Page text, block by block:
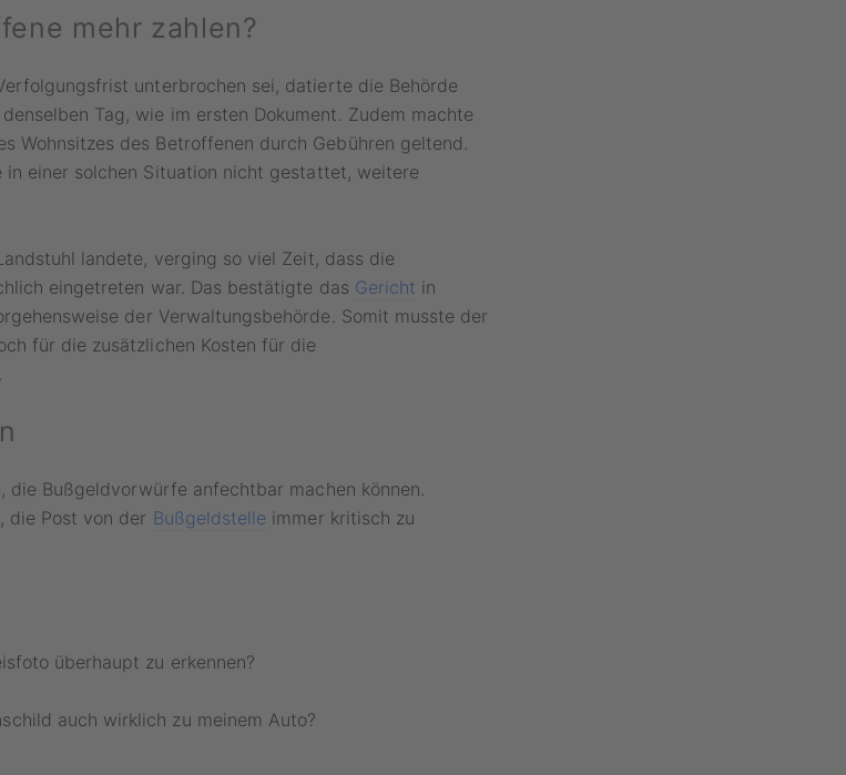
mehr zahlen?
unterbrochen sei, datierte die Behörde
Tag, wie im ersten Dokument. Zudem machte
Wohnsitzes des Betroffenen durch Gebühren geltend.
einer solchen Situation nicht gestattet, weitere
landete, verging so viel Zeit, dass die
eingetreten war. Das bestätigte das Gericht in
der Verwaltungsbehörde. Somit musste der
für die zusätzlichen Kosten für die
Bußgeldvorwürfe anfechtbar machen können.
die Post von der Bußgeldstelle immer kritisch zu
überhaupt zu erkennen?
auch wirklich zu meinem Auto?